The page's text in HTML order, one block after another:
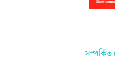
Show
সম্পর্কিত